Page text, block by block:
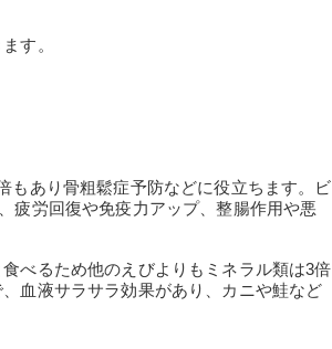
す。
もあり骨粗鬆症予防などに役立ちます。ビ
疲労回復や免疫力アップ、整腸作用や悪
べるため他のえびよりもミネラル類は3倍
血液サラサラ効果があり、カニや鮭など